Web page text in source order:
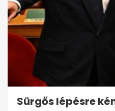
Sürgős lépésre